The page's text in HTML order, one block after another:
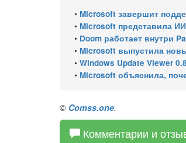
• Microsoft завершит поддержку
• Microsoft представила ИИ-
• Doom работает внутри
• Microsoft выпустила
• Windows Update Viewer 0.8.0:
• Microsoft объяснила,
© Comss.one.